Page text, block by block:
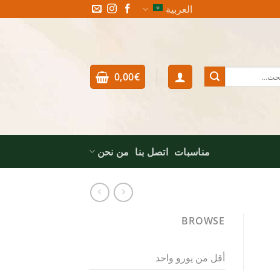
العربية
0,00€
مناسبات اتصل بنا من نحن
BROWSE
أقل من يورو واحد